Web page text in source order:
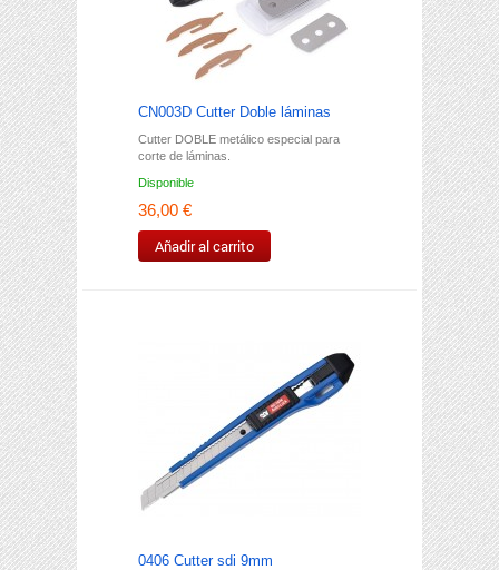
CN003D Cutter Doble láminas
Cutter DOBLE metálico especial para
corte de láminas.
Disponible
36,00 €
Añadir al carrito
0406 Cutter sdi 9mm